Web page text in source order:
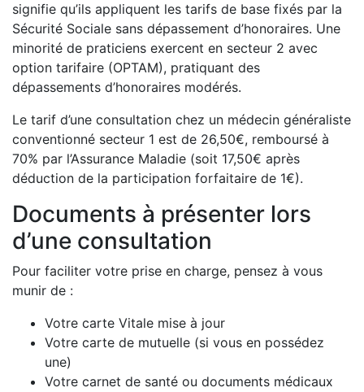
signifie qu’ils appliquent les tarifs de base fixés par la
Sécurité Sociale sans dépassement d’honoraires. Une
minorité de praticiens exercent en secteur 2 avec
option tarifaire (OPTAM), pratiquant des
dépassements d’honoraires modérés.
Le tarif d’une consultation chez un médecin généraliste
conventionné secteur 1 est de 26,50€, remboursé à
70% par l’Assurance Maladie (soit 17,50€ après
déduction de la participation forfaitaire de 1€).
Documents à présenter lors
d’une consultation
Pour faciliter votre prise en charge, pensez à vous
munir de :
Votre carte Vitale mise à jour
Votre carte de mutuelle (si vous en possédez
une)
Votre carnet de santé ou documents médicaux